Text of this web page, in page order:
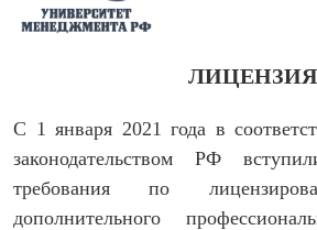
ЛИЦЕНЗИЯ
С 1 января 2021 года в
законодательством РФ
требования по
дополнительного